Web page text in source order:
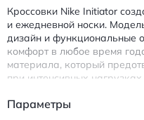
Кроссовки Nike Initiator
и ежедневной носки.
дизайн и функциональные
комфорт в любое время
материала, который
при интенсивных
Шнуровка обеспечивает
Параметры